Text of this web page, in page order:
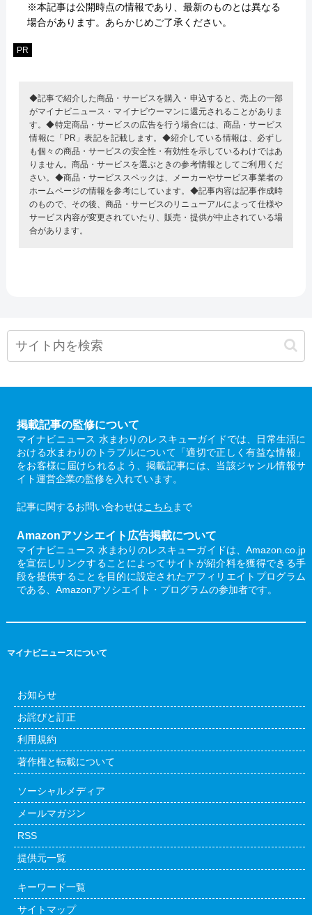
※本記事は公開時点の情報であり、最新のものとは異なる
場合があります。あらかじめご了承ください。
PR
◆記事で紹介した商品・サービスを購入・申込すると、売上の一部
がマイナビニュース・マイナビウーマンに還元されることがありま
す。◆特定商品・サービスの広告を行う場合には、商品・サービス
情報に「PR」表記を記載します。◆紹介している情報は、必ずし
も個々の商品・サービスの安全性・有効性を示しているわけではあ
りません。商品・サービスを選ぶときの参考情報としてご利用くだ
さい。◆商品・サービススペックは、メーカーやサービス事業者の
ホームページの情報を参考にしています。◆記事内容は記事作成時
のもので、その後、商品・サービスのリニューアルによって仕様や
サービス内容が変更されていたり、販売・提供が中止されている場
合があります。
掲載記事の監修について
マイナビニュース 水まわりのレスキューガイドでは、日常生活に
おける水まわりのトラブルについて「適切で正しく有益な情報」
をお客様に届けられるよう、掲載記事には、当該ジャンル情報サ
イト運営企業の監修を入れています。
記事に関するお問い合わせはこちら まで
Amazonアソシエイト広告掲載について
マイナビニュース 水まわりのレスキューガイドは、Amazon.co.jp
を宣伝しリンクすることによってサイトが紹介料を獲得できる手
段を提供することを目的に設定されたアフィリエイトプログラム
である、Amazonアソシエイト・プログラムの参加者です。
マイナビニュースについて
お知らせ
お詫びと訂正
利用規約
著作権と転載について
ソーシャルメディア
メールマガジン
RSS
提供元一覧
キーワード一覧
サイトマップ